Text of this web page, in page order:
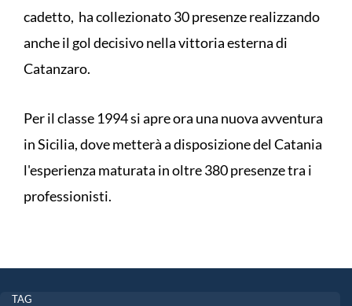
cadetto, ha collezionato 30 presenze realizzando
anche il gol decisivo nella vittoria esterna di
Catanzaro.
Per il classe 1994 si apre ora una nuova avventura
in Sicilia, dove metterà a disposizione del Catania
l'esperienza maturata in oltre 380 presenze tra i
professionisti.
TAG